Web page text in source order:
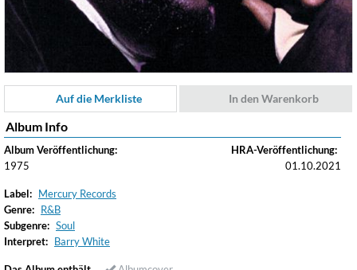
Auf die Merkliste In den Warenkorb
Album Info
Album Veröffentlichung:
1975
HRA-Veröffentlichung:
01.10.2021
Label: Mercury Records
Genre: R&B
Subgenre: Soul
Interpret: Barry White